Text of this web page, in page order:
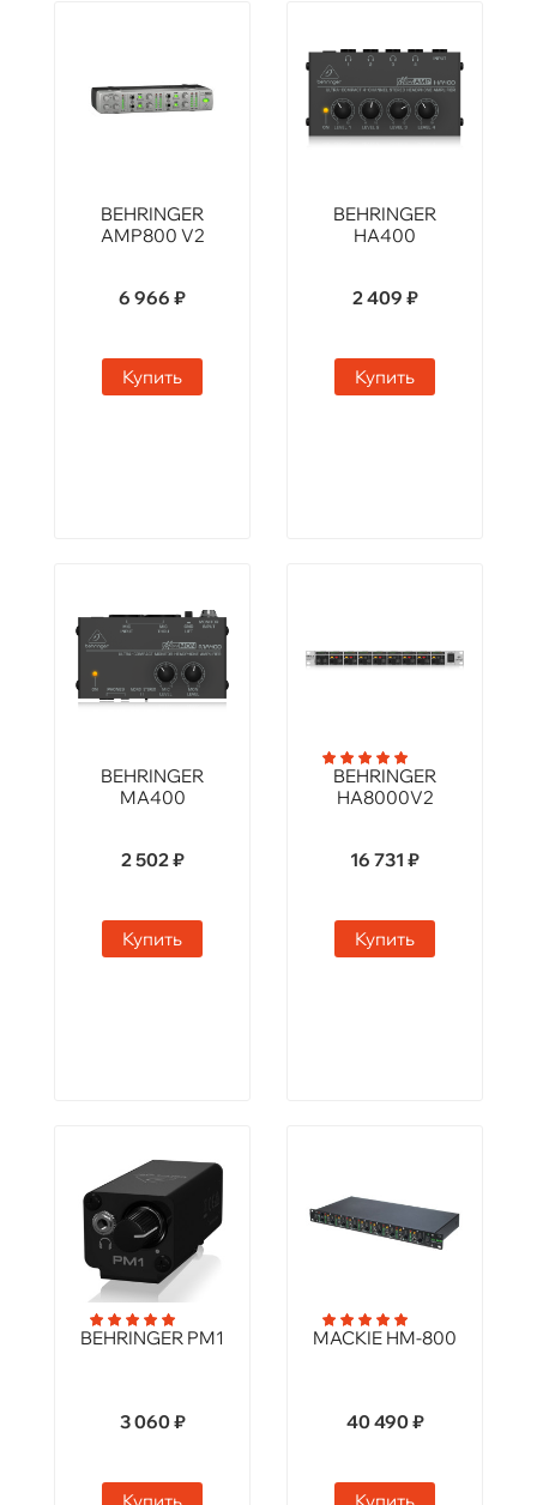
BEHRINGER
AMP800 V2
6 966 ₽
Купить
BEHRINGER
HA400
2 409 ₽
Купить
BEHRINGER
MA400
2 502 ₽
Купить
BEHRINGER
HA8000V2
16 731 ₽
Купить
BEHRINGER PM1
3 060 ₽
MACKIE HM-800
40 490 ₽